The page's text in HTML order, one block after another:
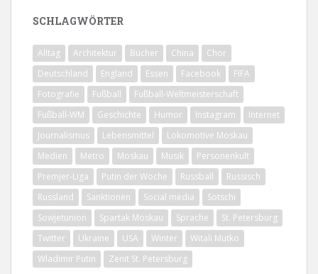
SCHLAGWÖRTER
Alltag Architektur Bücher China
Chor
Deutschland
England Essen Facebook
FIFA
Fotografie
Fußball
Fußball-Weltmeisterschaft
Fußball-WM
Geschichte Humor Instagram
Internet
Journalismus
Lebensmittel
Lokomotive Moskau
Medien
Metro Moskau Musik
Personenkult
Premjer-Liga
Putin der Woche Russball
Russisch
Russland
Sanktionen Social media
Sotschi
Sowjetunion
Spartak Moskau Sprache
St. Petersburg
Twitter
Ukraine USA Winter
Witali Mutko
Wladimir Putin
Zenit St. Petersburg